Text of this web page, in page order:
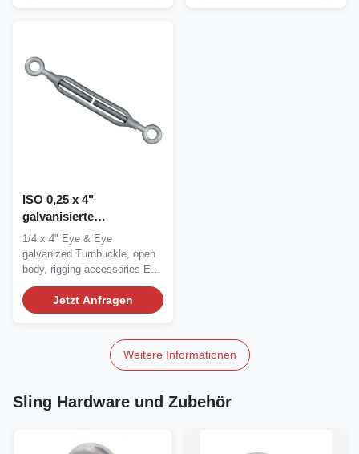
ISO 0,25 x 4"
galvanisierte
Hochleistungsspannvorrichtung
1/4 x 4" Eye & Eye
galvanized Turnbuckle, open
body, rigging accessories Eye
& Eye...
Jetzt Anfragen
Weitere Informationen
Sling Hardware und Zubehör